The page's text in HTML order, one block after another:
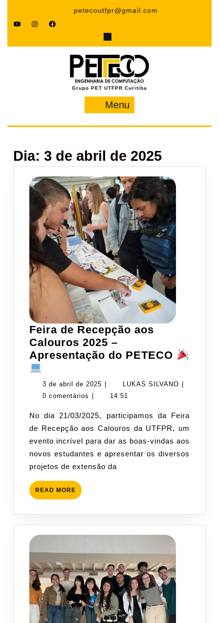
petecoutfpr@gmail.com
YouTubeInstagramFacebook
Grupo PET UTFPR Curitiba
Menu
Dia: 3 de abril de 2025
Feira de Recepção aos
Calouros 2025 –
Apresentação do PETECO
de
Recepção
Calouros
2025
–
Apresentação
do
PETECO
3 de abril de 2025 3
de
de
2025
LUKAS SILVANO LUKAS
0 comentários
14:51
No dia 21/03/2025, participamos da Feira
de Recepção aos Calouros da UTFPR, um
evento incrível para dar as boas-vindas aos
novos estudantes e apresentar os diversos
projetos de extensão da
READ MORE READ
MORE